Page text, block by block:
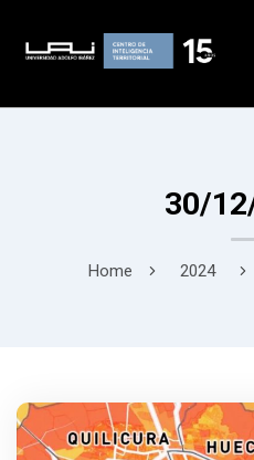
30/
Home 2024